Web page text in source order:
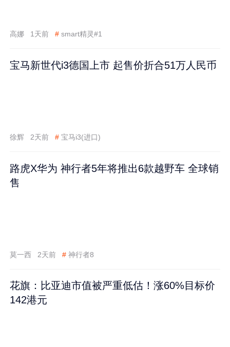
高娜 1天前 # smart精灵#1
宝马新世代i3德国上市 起售价折合51万人民币
徐辉 2天前 # 宝马i3(进口)
路虎X华为 神行者5年将推出6款越野车 全球销
售
莫一西 2天前 # 神行者8
花旗：比亚迪市值被严重低估！涨60%目标价
142港元